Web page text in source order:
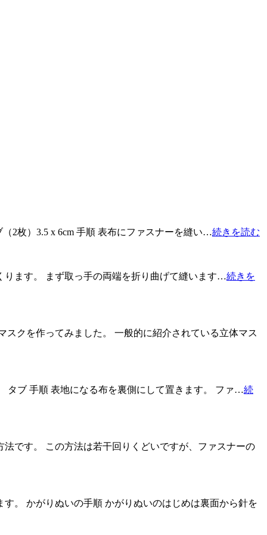
2枚）3.5 x 6cm 手順 表布にファスナーを縫い…続きを読む
ります。 まず取っ手の両端を折り曲げて縫います…続きを
クを作ってみました。 一般的に紹介されている立体マス
タブ 手順 表地になる布を裏側にして置きます。 ファ…続
です。 この方法は若干回りくどいですが、ファスナーの
。 かがりぬいの手順 かがりぬいのはじめは裏面から針を